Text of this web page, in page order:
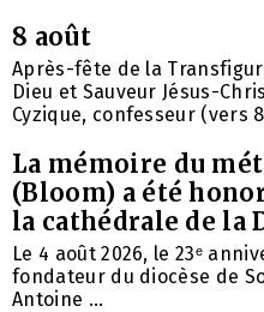
8 août
Après-fête de la
Dieu et Sauveur Jésus-
Cyzique, confesseur (vers
La mémoire du
(Bloom) a été
la cathédrale de la
Le 4 août 2026, le 23ᵉ
fondateur du diocèse de
Antoine ...